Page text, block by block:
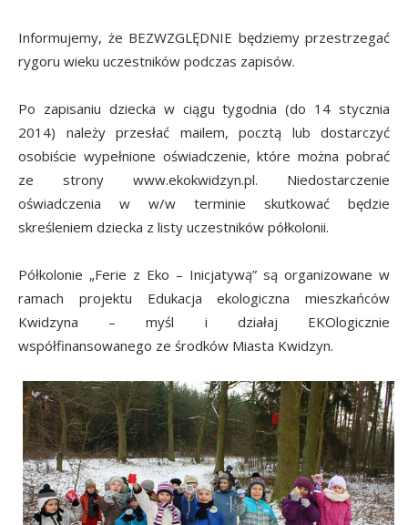
Informujemy, że BEZWZGLĘDNIE będziemy przestrzegać
rygoru wieku uczestników podczas zapisów.
Po zapisaniu dziecka w ciągu tygodnia (do 14 stycznia
2014) należy przesłać mailem, pocztą lub dostarczyć
osobiście wypełnione oświadczenie, które można pobrać
ze strony www.ekokwidzyn.pl. Niedostarczenie
oświadczenia w w/w terminie skutkować będzie
skreśleniem dziecka z listy uczestników półkolonii.
Półkolonie „Ferie z Eko – Inicjatywą” są organizowane w
ramach projektu Edukacja ekologiczna mieszkańców
Kwidzyna – myśl i działaj EKOlogicznie
współfinansowanego ze środków Miasta Kwidzyn.